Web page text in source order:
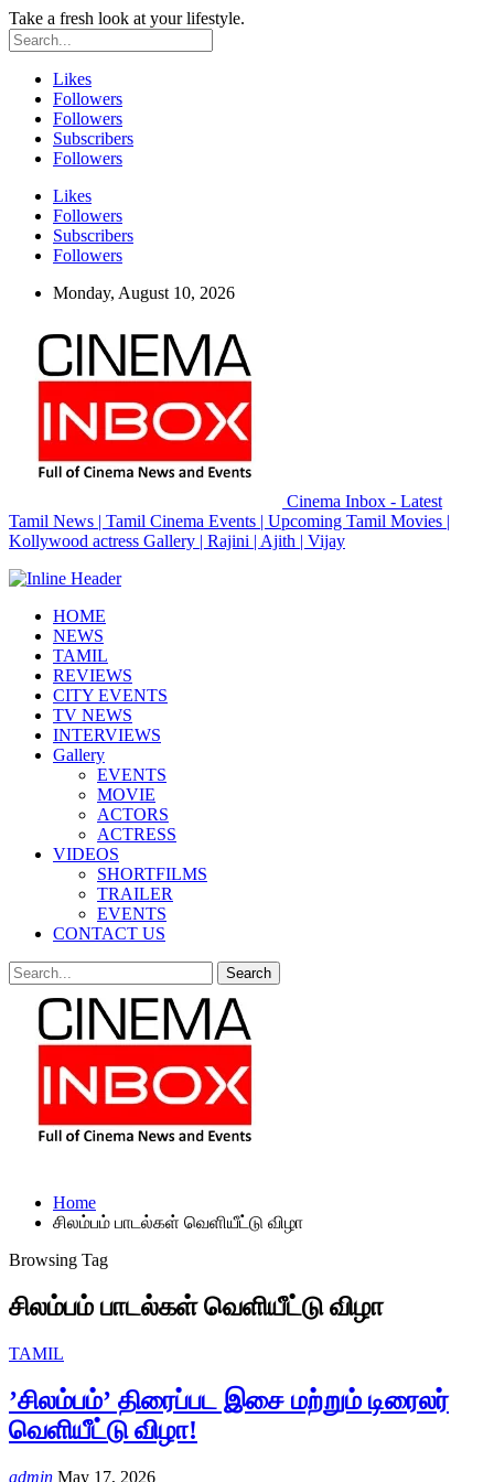
Take a fresh look at your lifestyle.
Likes
Followers
Followers
Subscribers
Followers
Likes
Followers
Subscribers
Followers
Monday, August 10, 2026
Cinema Inbox - Latest
Tamil News | Tamil Cinema Events | Upcoming Tamil Movies |
Kollywood actress Gallery | Rajini | Ajith | Vijay
HOME
NEWS
TAMIL
REVIEWS
CITY EVENTS
TV NEWS
INTERVIEWS
Gallery
EVENTS
MOVIE
ACTORS
ACTRESS
VIDEOS
SHORTFILMS
TRAILER
EVENTS
CONTACT US
Home
சிலம்பம் பாடல்கள் வெளியீட்டு விழா
Browsing Tag
சிலம்பம் பாடல்கள் வெளியீட்டு விழா
TAMIL
’சிலம்பம்’ திரைப்பட இசை மற்றும் டிரைலர்
வெளியீட்டு விழா!
admin May 17, 2026